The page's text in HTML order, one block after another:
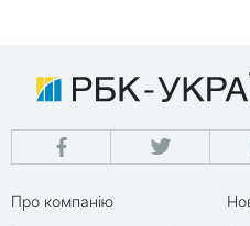
Про компанію